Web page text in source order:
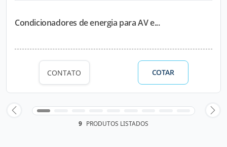
Condicionadores de energia para AV e...
CONTATO COTAR
9 PRODUTOS LISTADOS